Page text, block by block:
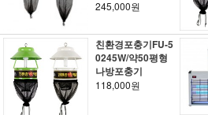
245,000원
친환경포충기FU-5
0245W/약50평형
나방포충기
118,000원